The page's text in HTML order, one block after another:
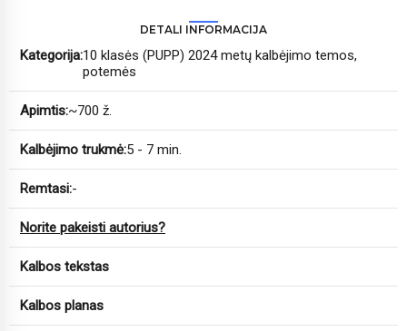
DETALI INFORMACIJA
Kategorija:10 klasės (PUPP) 2024 metų kalbėjimo temos,
potemės
Apimtis:~700 ž.
Kalbėjimo trukmė:5 - 7 min.
Remtasi:-
Norite pakeisti autorius?
Kalbos tekstas
Kalbos planas